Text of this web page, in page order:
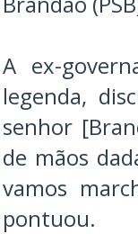
A ex-
legenda,
senhor
de mãos
vamos
pontuou.